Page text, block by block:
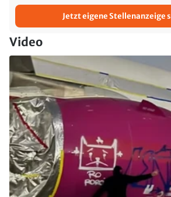
Jetzt eigene Stellenanzeige
Video